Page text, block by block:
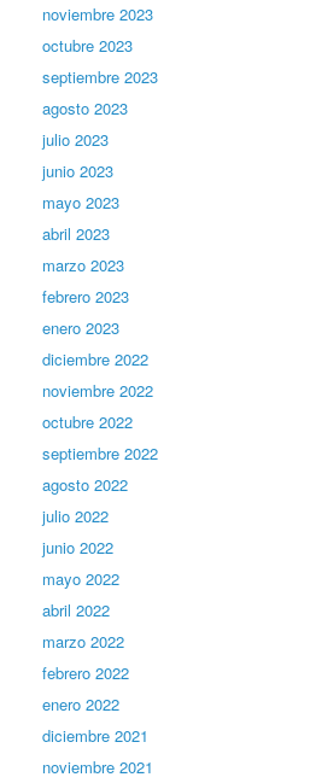
noviembre 2023
octubre 2023
septiembre 2023
agosto 2023
julio 2023
junio 2023
mayo 2023
abril 2023
marzo 2023
febrero 2023
enero 2023
diciembre 2022
noviembre 2022
octubre 2022
septiembre 2022
agosto 2022
julio 2022
junio 2022
mayo 2022
abril 2022
marzo 2022
febrero 2022
enero 2022
diciembre 2021
noviembre 2021